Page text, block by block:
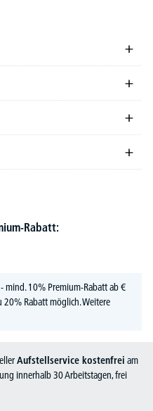
Rabatt:
mind. 10% Premium-Rabatt ab €
20% Rabatt möglich.Weitere
Aufstellservice kostenfrei am
innerhalb 30 Arbeitstagen, frei